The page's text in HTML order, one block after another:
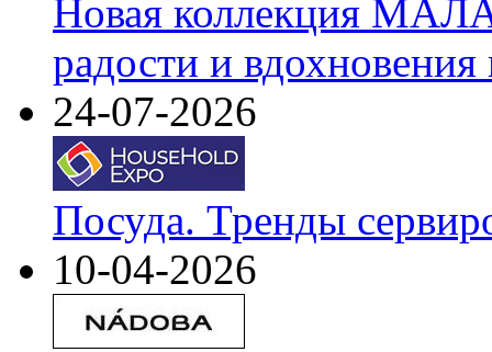
Новая коллекция
радости и
24-07-2026
Посуда. Тренды
10-04-2026